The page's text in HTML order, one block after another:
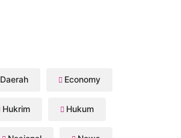
Daerah Economy
Hukrim Hukum